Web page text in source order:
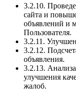
3.2.10.
сайта и
объявлений и
Пользователя.
3.2.11.
3.2.12.
объявления.
3.2.13.
улучшения
жалоб.